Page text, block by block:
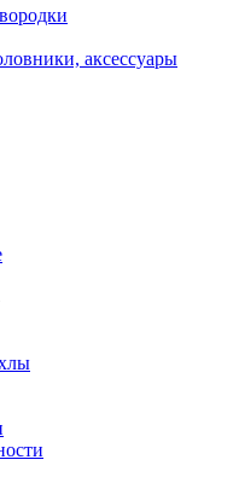
аксессуары